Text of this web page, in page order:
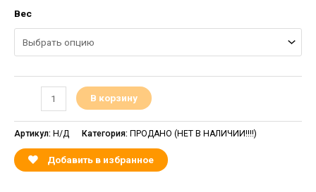
Вес
В корзину
Артикул: Н/Д Категория: ПРОДАНО (НЕТ В НАЛИЧИИ!!!!)
Добавить в избранное